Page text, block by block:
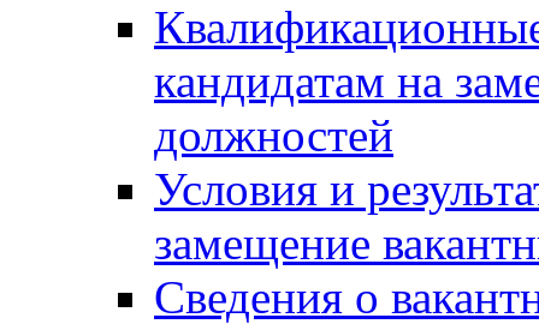
кандидатам на
должностей
Условия и
замещение
Сведения о